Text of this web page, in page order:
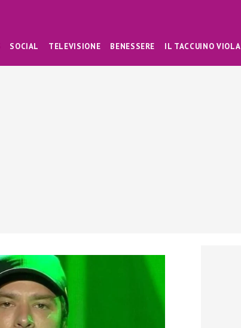
SOCIAL TELEVISIONE BENESSERE IL TACCUINO VIOLA